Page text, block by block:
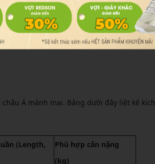
dùng dễ dàng đối chiếu. Dưới đây là
vào form Châu Á phổ biến nhất cho
Á mảnh mai. Bảng dưới đây liệt kê
(Length,
Phù hợp cân nặng
(kg)